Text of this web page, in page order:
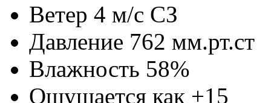
Ветер 4 м/с СЗ
Давление 762 мм.рт.ст
Влажность 58%
Ощущается как +15